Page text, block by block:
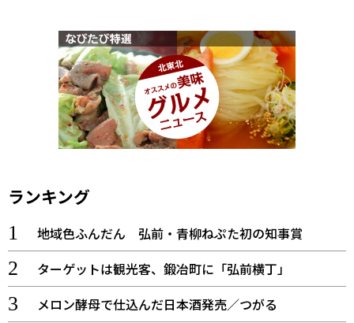
ランキング
地域色ふんだん 弘前・青柳ねぷた初の知事賞
ターゲットは観光客、鍛冶町に「弘前横丁」
メロン酵母で仕込んだ日本酒発売／つがる